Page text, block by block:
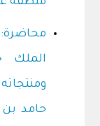
الملك